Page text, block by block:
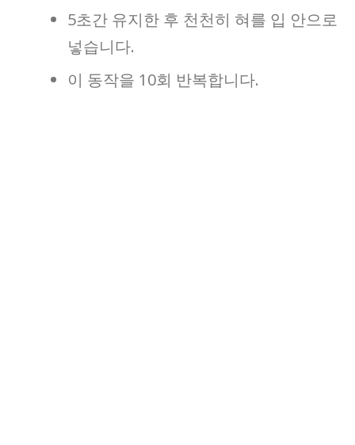
5초간 유지한 후 천천히 혀를 입 안으로
넣습니다.
이 동작을 10회 반복합니다.